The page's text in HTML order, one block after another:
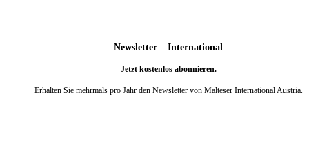
Newsletter – International
Jetzt kostenlos abonnieren.
Erhalten Sie mehrmals pro Jahr den Newsletter von Malteser International Austria.